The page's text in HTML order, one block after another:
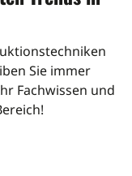
Sie immer
Fachwissen und